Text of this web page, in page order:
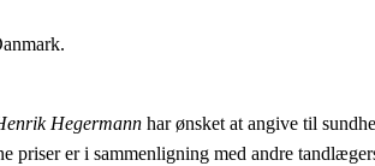
Hegermann har ønsket at angive til
priser er i sammenligning med andre